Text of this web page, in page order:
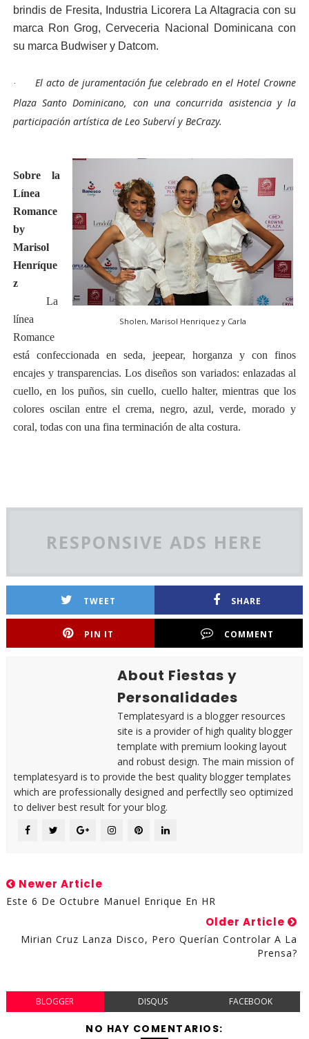
brindis de Fresita, Industria Licorera La Altagracia con su
marca Ron Grog, Cerveceria Nacional Dominicana con
su marca Budwiser y Datcom.
·
El acto de juramentación fue celebrado en el Hotel Crowne
Plaza Santo Dominicano, con una concurrida asistencia y la
participación artística de Leo Suberví y BeCrazy.
Sholen, Marisol Henriquez y Carla
Sobre la
Línea
Romance
by
Marisol
Henríque
z
La
línea
Romance
está confeccionada en seda, jeepear, horganza y con finos
encajes y transparencias. Los diseños son variados: enlazadas al
cuello, en los puños, sin cuello, cuello halter, mientras que los
colores oscilan entre el crema, negro, azul, verde, morado y
coral, todas con una fina terminación de alta costura.
RESPONSIVE ADS HERE
TWEET SHARE
PIN IT COMMENT
About Fiestas y
Personalidades
Templatesyard is a blogger resources
site is a provider of high quality blogger
template with premium looking layout
and robust design. The main mission of
templatesyard is to provide the best quality blogger templates
which are professionally designed and perfectlly seo optimized
to deliver best result for your blog.
Newer Article
Este 6 De Octubre Manuel Enrique En HR
Older Article
Mirian Cruz Lanza Disco, Pero Querían Controlar A La
Prensa?
BLOGGER DISQUS FACEBOOK
NO HAY COMENTARIOS: